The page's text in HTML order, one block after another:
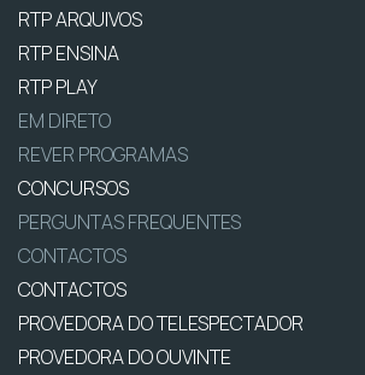
RTP ARQUIVOS
RTP ENSINA
RTP PLAY
EM DIRETO
REVER PROGRAMAS
CONCURSOS
PERGUNTAS FREQUENTES
CONTACTOS
CONTACTOS
PROVEDORA DO TELESPECTADOR
PROVEDORA DO OUVINTE